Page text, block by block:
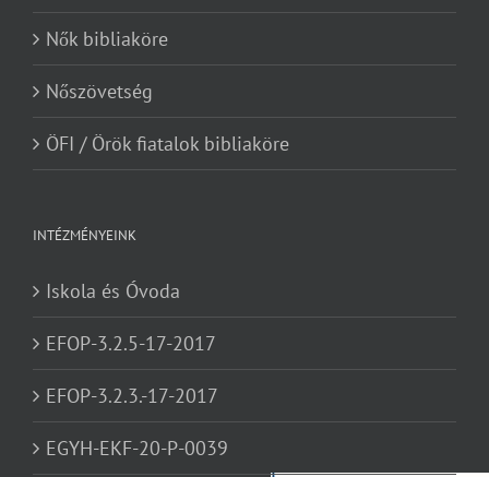
Nők bibliaköre
Nőszövetség
ÖFI / Örök fiatalok bibliaköre
INTÉZMÉNYEINK
Iskola és Óvoda
EFOP-3.2.5-17-2017
EFOP-3.2.3.-17-2017
EGYH-EKF-20-P-0039